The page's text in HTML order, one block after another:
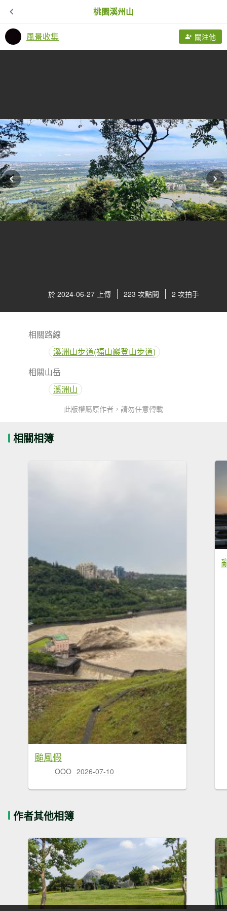
桃園溪州山
風景收集 關注他
於 2024-06-27 上傳 223 次點閱 2 次拍手
相關路線
溪洲山步道(福山巖登山步道)
相關山岳
溪洲山
此版權屬原作者，請勿任意轉載
相關相簿
颱風假
OOO 2026-07-10
作者其他相簿